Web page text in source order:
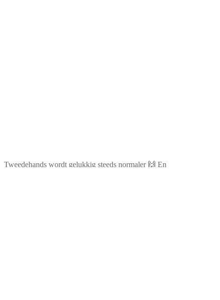
Tweedehands wordt gelukkig steeds normaler 🙌 En